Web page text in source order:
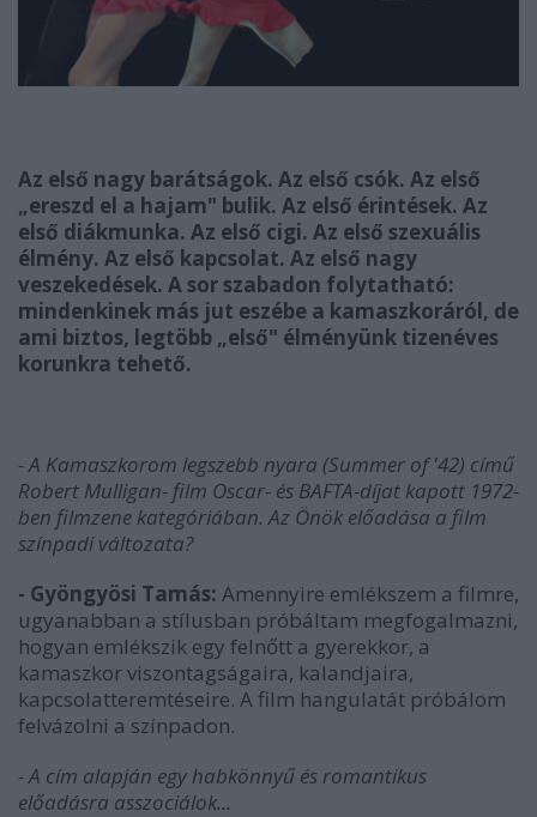
Az első nagy barátságok. Az első csók. Az első
„ereszd el a hajam" bulik. Az első érintések. Az
első diákmunka. Az első cigi. Az első szexuális
élmény. Az első kapcsolat. Az első nagy
veszekedések. A sor szabadon folytatható:
mindenkinek más jut eszébe a kamaszkoráról, de
ami biztos, legtöbb „első" élményünk tizenéves
korunkra tehető.
- A Kamaszkorom legszebb nyara (Summer of '42) című
Robert Mulligan- film Oscar- és BAFTA-díjat kapott 1972-
ben filmzene kategóriában. Az Önök előadása a film
színpadi változata?
- Gyöngyösi Tamás: Amennyire emlékszem a filmre,
ugyanabban a stílusban próbáltam megfogalmazni,
hogyan emlékszik egy felnőtt a gyerekkor, a
kamaszkor viszontagságaira, kalandjaira,
kapcsolatteremtéseire. A film hangulatát próbálom
felvázolni a színpadon.
- A cím alapján egy habkönnyű és romantikus
előadásra asszociálok...